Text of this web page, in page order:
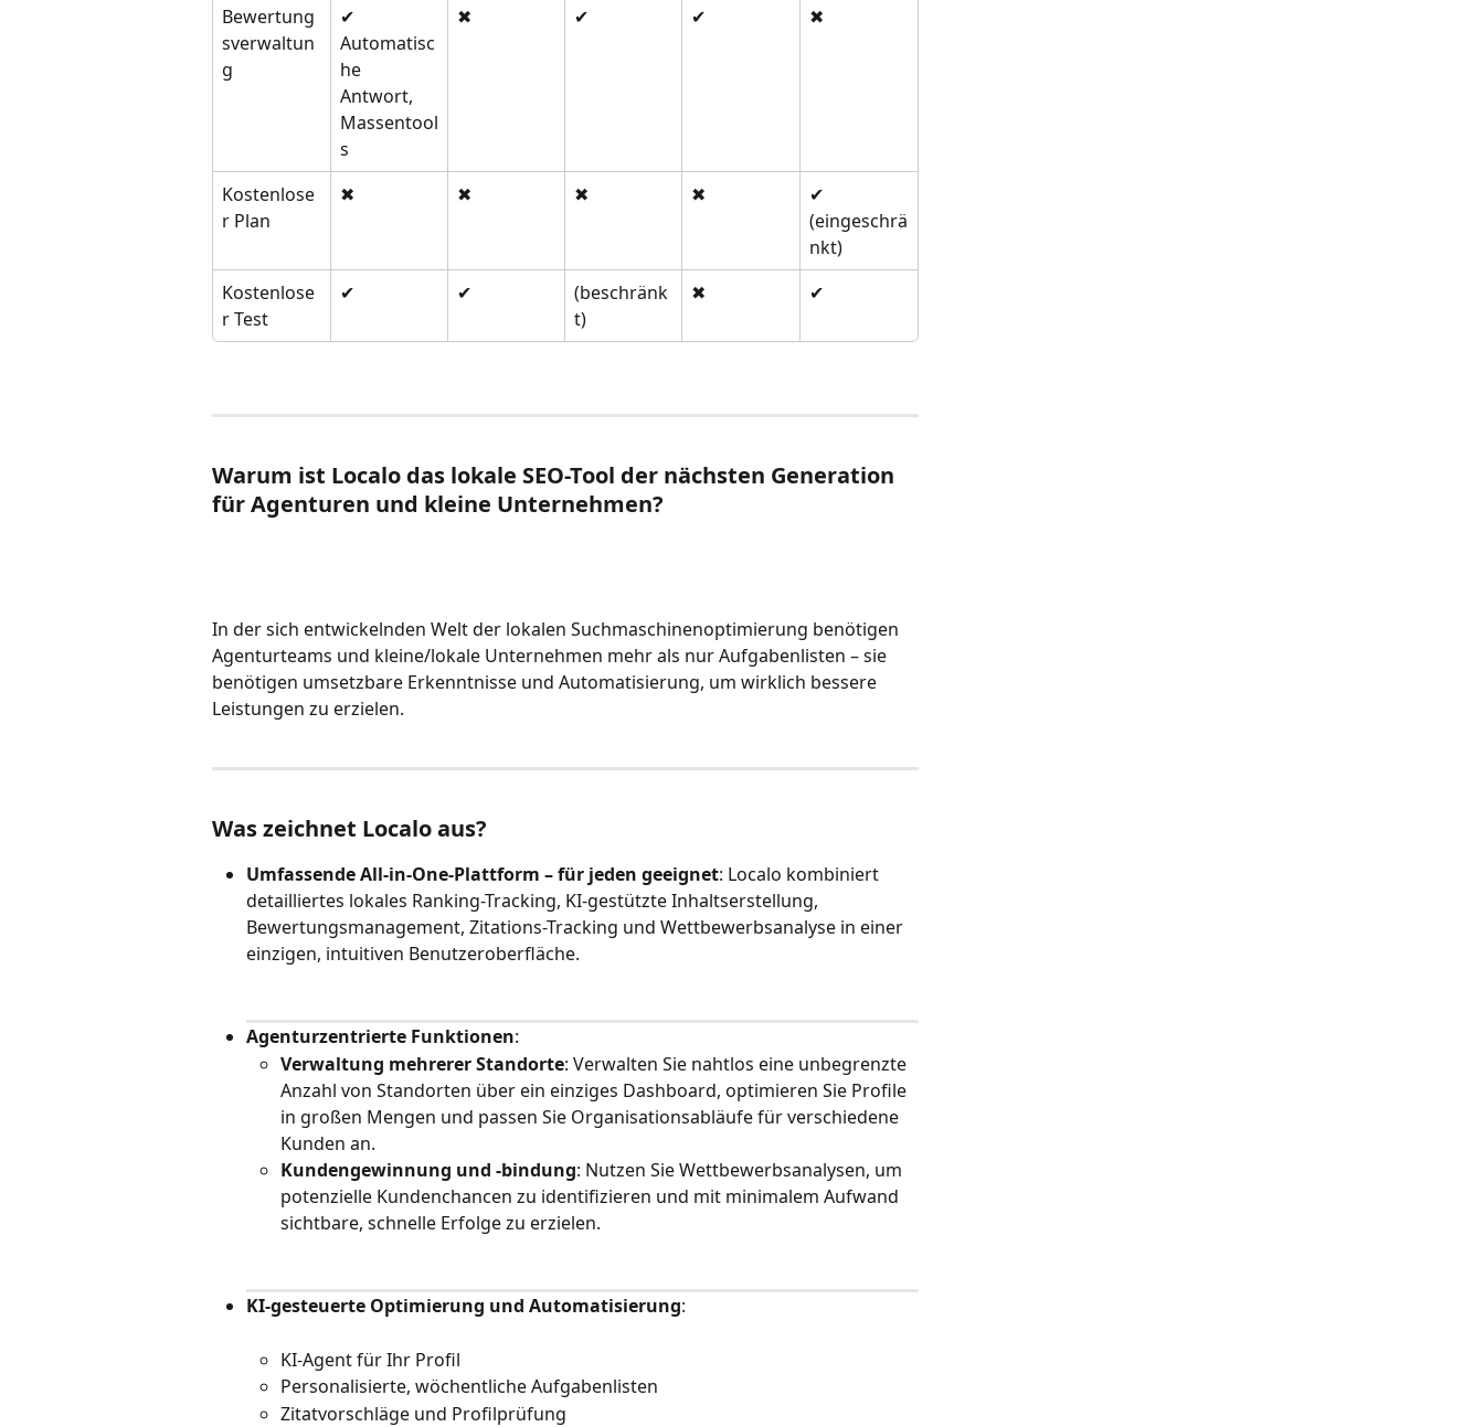
Bewertung
sverwaltun
g
✔
Automatisc
he
Antwort,
Massentool
s
✖ ✔ ✔ ✖
Kostenlose
r Plan
✖ ✖ ✖ ✖
✔
(eingeschrä
nkt)
Kostenlose
r Test
✔ ✔
(beschränk
t)
✖ ✔
Warum ist Localo das lokale SEO-Tool der nächsten Generation
für Agenturen und kleine Unternehmen?
In der sich entwickelnden Welt der lokalen Suchmaschinenoptimierung benötigen
Agenturteams und kleine/lokale Unternehmen mehr als nur Aufgabenlisten – sie
benötigen umsetzbare Erkenntnisse und Automatisierung, um wirklich bessere
Leistungen zu erzielen.
Was zeichnet Localo aus?
Umfassende All-in-One-Plattform – für jeden geeignet: Localo kombiniert
detailliertes lokales Ranking-Tracking, KI-gestützte Inhaltserstellung,
Bewertungsmanagement, Zitations-Tracking und Wettbewerbsanalyse in einer
einzigen, intuitiven Benutzeroberfläche.
Agenturzentrierte Funktionen:
Verwaltung mehrerer Standorte: Verwalten Sie nahtlos eine unbegrenzte
Anzahl von Standorten über ein einziges Dashboard, optimieren Sie Profile
in großen Mengen und passen Sie Organisationsabläufe für verschiedene
Kunden an.
Kundengewinnung und -bindung: Nutzen Sie Wettbewerbsanalysen, um
potenzielle Kundenchancen zu identifizieren und mit minimalem Aufwand
sichtbare, schnelle Erfolge zu erzielen.
KI-gesteuerte Optimierung und Automatisierung:
KI-Agent für Ihr Profil
Personalisierte, wöchentliche Aufgabenlisten
Zitatvorschläge und Profilprüfung